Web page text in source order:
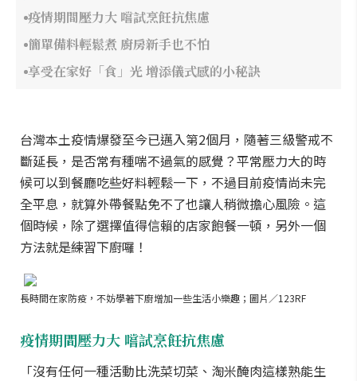
疫情期間壓力大 嚐試烹飪抗焦慮
簡單備料輕鬆煮 廚房新手也不怕
享受在家好「食」光 增添儀式感的小秘訣
台灣本土疫情爆發至今已邁入第2個月，隨著三級警戒不
斷延長，是否常有種喘不過氣的感覺？平常壓力大的時
候可以到餐廳吃些好料輕鬆一下，不過目前疫情尚未完
全平息，就算外帶餐點免不了也讓人稍微擔心風險。這
個時候，除了選擇值得信賴的店家飽餐一頓，另外一個
方法就是練習下廚囉！
長時間在家防疫，不妨學著下廚增加一些生活小樂趣；圖片／123RF
疫情期間壓力大 嚐試烹飪抗焦慮
「沒有任何一種活動比洗菜切菜、淘米醃肉這樣熟能生